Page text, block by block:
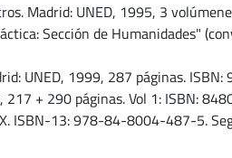
Madrid: UNED, 1995, 3
Sección de Humanidades"
UNED, 1999, 287 páginas.
+ 290 páginas. Vol 1: ISBN:
ISBN-13: 978-84-8004-487-5.